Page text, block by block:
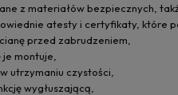
z materiałów bezpiecznych,
atesty i certyfikaty, które
przed zabrudzeniem,
montuje,
utrzymaniu czystości,
wygłuszającą,